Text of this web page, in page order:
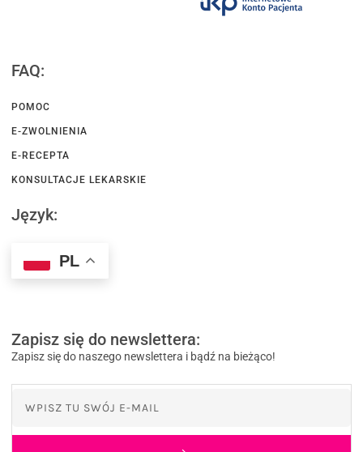
FAQ:
POMOC
E-ZWOLNIENIA
E-RECEPTA
KONSULTACJE LEKARSKIE
Język:
PL
Zapisz się do newslettera:
Zapisz się do naszego newslettera i bądź na bieżąco!